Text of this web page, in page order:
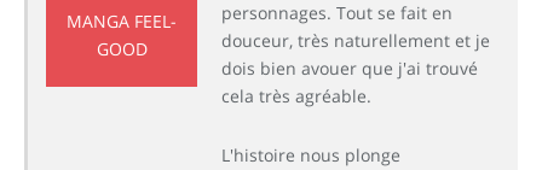
7.0
MANGA FEEL-
GOOD
personnages. Tout se fait en
douceur, très naturellement et je
dois bien avouer que j'ai trouvé
cela très agréable.
L'histoire nous plonge